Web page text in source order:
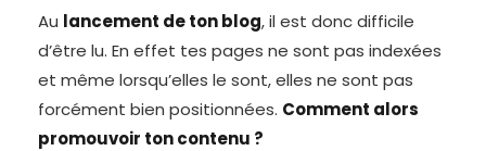
Au lancement de ton blog, il est donc difficile
d’être lu. En effet tes pages ne sont pas indexées
et même lorsqu’elles le sont, elles ne sont pas
forcément bien positionnées. Comment alors
promouvoir ton contenu ?